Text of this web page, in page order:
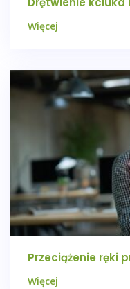
Więcej
Przeciążenie ręki
Więcej